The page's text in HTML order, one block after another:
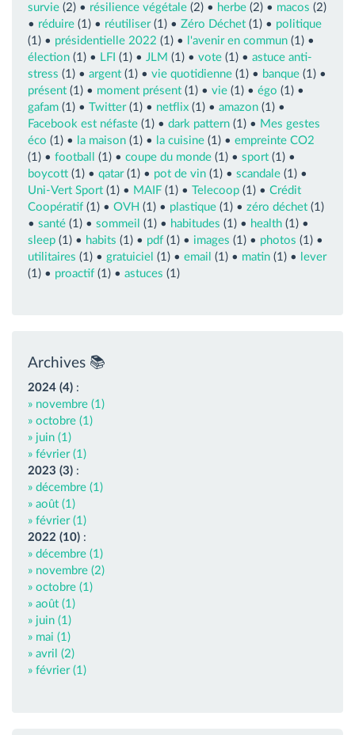
survie (2) • résilience végétale (2) • herbe (2) • macos (2)
• réduire (1) • réutiliser(1) • Zéro Déchet (1) • politique
(1) • présidentielle 2022 (1) • l'avenir en commun (1) •
élection (1) • LFI (1) • JLM (1) • vote (1) • astuce anti-
stress (1) • argent (1) • vie quotidienne (1) • banque (1) •
présent (1) • moment présent (1) • vie (1) • égo (1) •
gafam (1) • Twitter(1) • netflix (1) • amazon (1) •
Facebook est néfaste (1) • dark pattern (1) • Mes gestes
éco (1) • la maison (1) • la cuisine (1) • empreinte CO2
(1) • football (1) • coupe du monde (1) • sport (1) •
boycott (1) • qatar(1) • pot de vin (1) • scandale (1) •
Uni-Vert Sport (1) • MAIF (1) • Telecoop (1) • Crédit
Coopératif (1) • OVH (1) • plastique (1) • zéro déchet (1)
• santé (1) • sommeil (1) • habitudes (1) • health (1) •
sleep (1) • habits (1) • pdf (1) • images (1) • photos (1) •
utilitaires (1) • gratuiciel (1) • email (1) • matin (1) •
lever
(1) • proactif (1) • astuces (1)
Archives 📚
2024 (4) :
» novembre (1)
» octobre (1)
» juin (1)
» février (1)
2023 (3) :
» décembre (1)
» août (1)
» février (1)
2022 (10) :
» décembre (1)
» novembre (2)
» octobre (1)
» août (1)
» juin (1)
» mai (1)
» avril (2)
» février (1)